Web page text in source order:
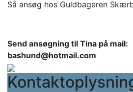
Så ansøg hos Guldbageren
Send ansøgning til Tina på mail:
bashund@hotmail.com